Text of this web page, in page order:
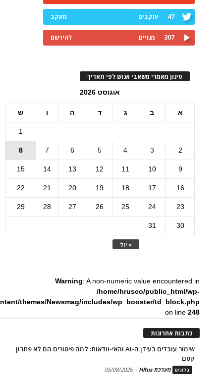
47 עוקבים מעקב
307 מנויים להירשם
סינון מאמרי משאבי אנוש לפי תאריך
אוגוסט 2026
א ב ג ד ה ו ש
« יול
1
2
3
4
5
6
7
8
9
10
11
12
13
14
15
16
17
18
19
20
21
22
23
24
25
26
27
28
29
30
31
Warning: A non-numeric value encountered in
/home/hrusco/public_html/wp-
themes/Newsmag/includes/wp_booster/td_block.php
on line248
כתבות אחרונות
שימור עובדים בעידן ה-AI והאי-וודאות: למה פיטורים הם לא פתרון
קסם
בלוגים מערכת HRus -
05/08/2026